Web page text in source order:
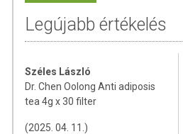
minősülnek, amelyek a
tartalmaznak tápanyagokat. Bár az
rendelkezhetnek, amely
során nem engedélyezett a
tulajdonítani.
A termék nem helyettesíti a
termék nem gyógyít betegségeket! A
Legújabb értékelés
Széles László
Dr. Chen Oolong Anti adiposis
tea 4g x 30 filter
(2025. 04. 11.)